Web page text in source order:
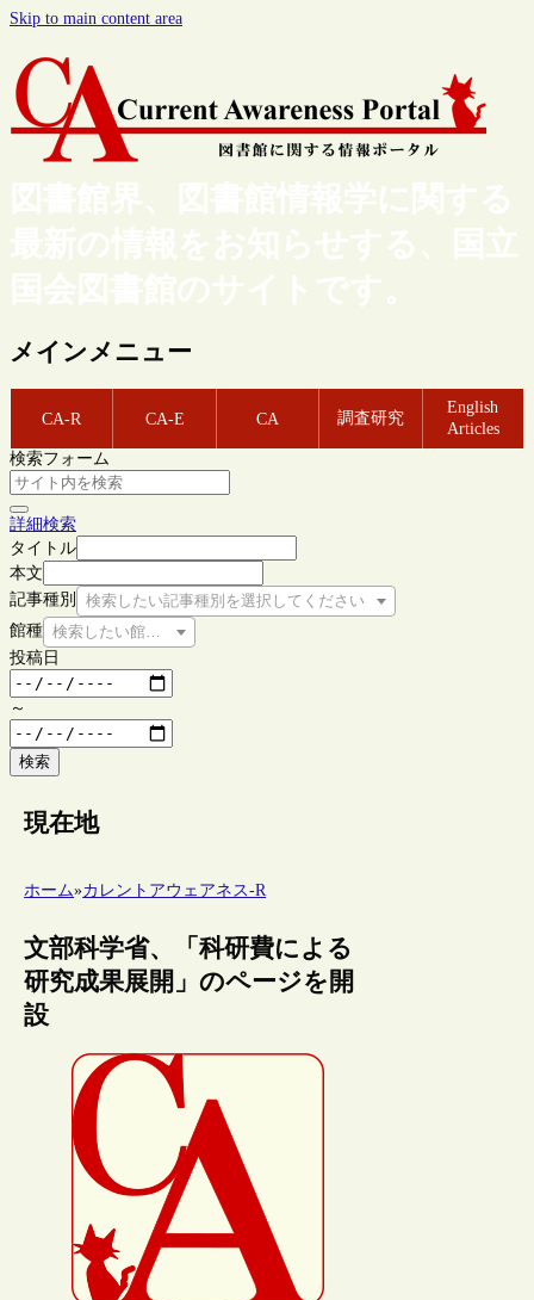
Skip to main content area
図書館界、図書館情報学に関する
最新の情報をお知らせする、国立
国会図書館のサイトです。
メインメニュー
CA-R CA-E CA 調査研究
English
Articles
検索フォーム
詳細検索
タイトル
本文
記事種別
検索したい記事種別を選択してください
館種 検索したい館種を選択してください
投稿日
～
検索
現在地
ホーム»カレントアウェアネス-R
文部科学省、「科研費による
研究成果展開」のページを開
設